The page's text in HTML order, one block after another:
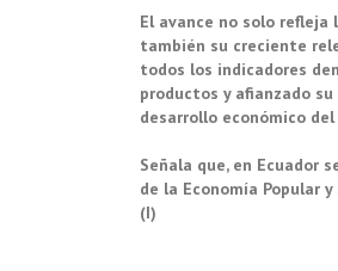
El avance no solo refleja
también su creciente
todos los indicadores
productos y afianzado
desarrollo económico del
Señala que, en Ecuador
de la Economía Popular
(I)